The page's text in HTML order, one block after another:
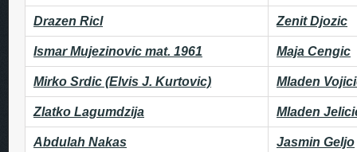
Drazen Ricl Zenit Djozic
Ismar Mujezinovic mat. 1961 Maja Cengic
Mirko Srdic (Elvis J. Kurtovic) Mladen
Zlatko Lagumdzija Mladen
Abdulah Nakas Jasmin Geljo